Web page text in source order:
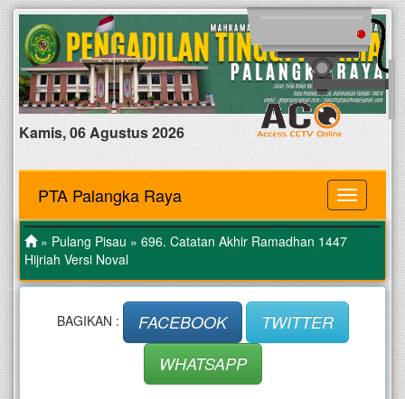
Kamis, 06 Agustus 2026
MENU
PTA Palangka Raya
» Pulang Pisau » 696. Catatan Akhir Ramadhan 1447
Hijriah Versi Noval
BAGIKAN : FACEBOOK
TWITTER
WHATSAPP